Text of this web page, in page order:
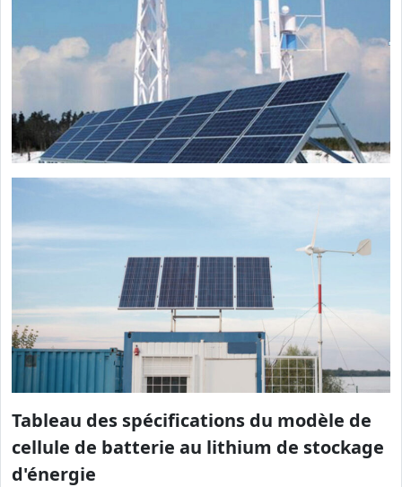
Tableau des spécifications du modèle de
cellule de batterie au lithium de stockage
d'énergie